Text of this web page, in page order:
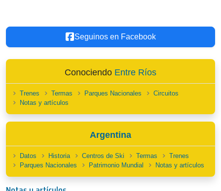
Seguinos en Facebook
Conociendo Entre Ríos
Trenes Termas Parques Nacionales
Circuitos
Notas y artículos
Argentina
Datos Historia Centros de Ski Termas
Trenes
Parques Nacionales
Patrimonio Mundial Notas y artículos